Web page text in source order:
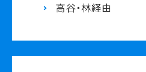
⾼⾕・林経由